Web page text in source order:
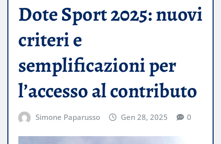
Dote Sport 2025: nuovi
criteri e
semplificazioni per
l’accesso al contributo
Simone Paparusso Gen 28, 2025 0